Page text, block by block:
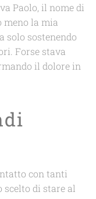
Paolo, il nome di
meno la mia
solo sostenendo
Forse stava
il dolore in
con tanti
di stare al